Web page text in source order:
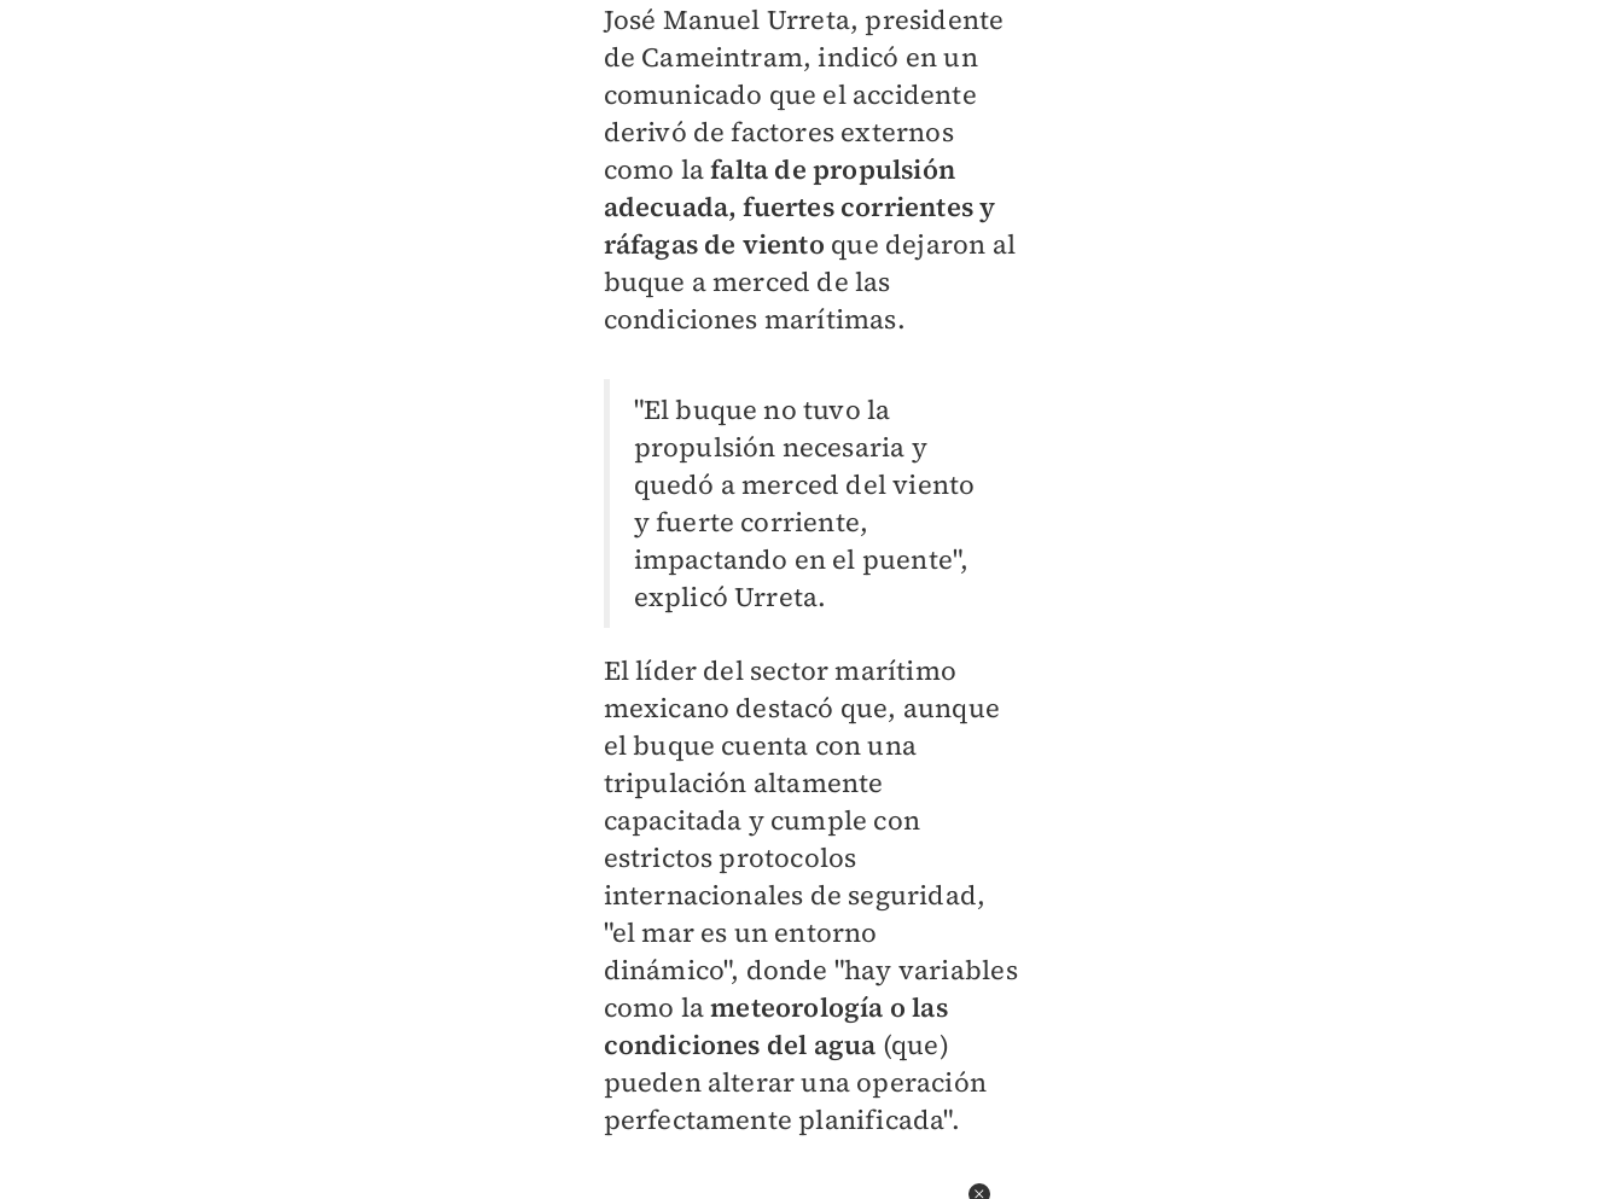
José Manuel Urreta, presidente
de Cameintram, indicó en un
comunicado que el accidente
derivó de factores externos
como lafalta de propulsión
adecuada, fuertes corrientes y
ráfagas de viento que dejaron al
buque a merced de las
condiciones marítimas.
"El buque no tuvo la
propulsión necesaria y
quedó a merced del viento
y fuerte corriente,
impactando en el puente",
explicó Urreta.
El líder del sector marítimo
mexicano destacó que, aunque
el buque cuenta con una
tripulación altamente
capacitada y cumple con
estrictos protocolos
internacionales de seguridad,
"el mar es un entorno
dinámico", donde "hay variables
como lameteorología o las
condiciones del agua (que)
pueden alterar una operación
perfectamente planificada".